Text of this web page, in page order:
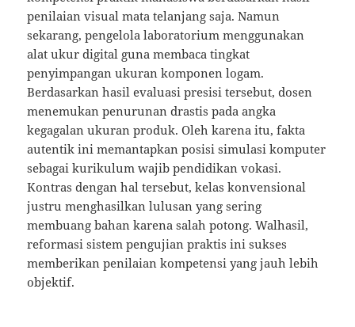
penilaian visual mata telanjang saja. Namun
sekarang, pengelola laboratorium menggunakan
alat ukur digital guna membaca tingkat
penyimpangan ukuran komponen logam.
Berdasarkan hasil evaluasi presisi tersebut, dosen
menemukan penurunan drastis pada angka
kegagalan ukuran produk. Oleh karena itu, fakta
autentik ini memantapkan posisi simulasi komputer
sebagai kurikulum wajib pendidikan vokasi.
Kontras dengan hal tersebut, kelas konvensional
justru menghasilkan lulusan yang sering
membuang bahan karena salah potong. Walhasil,
reformasi sistem pengujian praktis ini sukses
memberikan penilaian kompetensi yang jauh lebih
objektif.